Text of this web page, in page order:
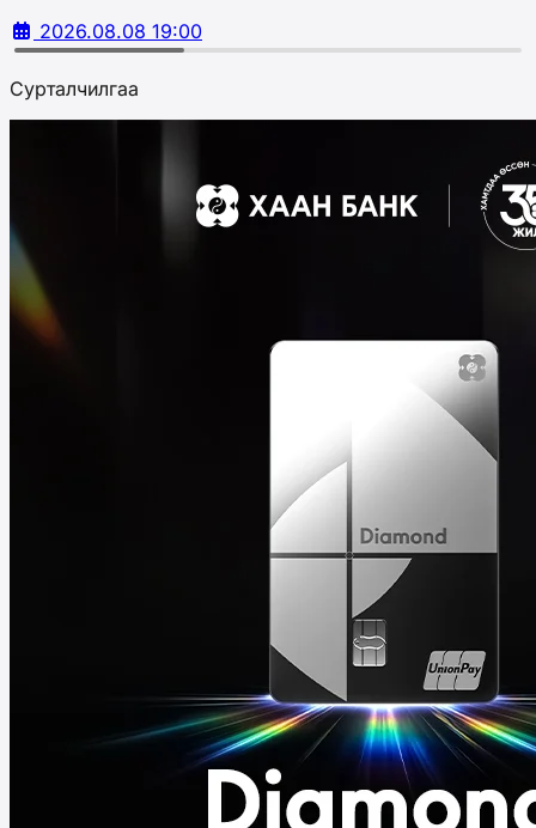
2026.08.08 19:00
Сурталчилгаа